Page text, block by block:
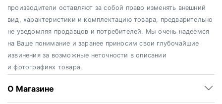
производители оставляют за собой право изменять внешний
вид, характеристики и комплектацию товара, предварительно
не уведомляя продавцов и потребителей. Мы очень надеемся
на Ваше понимание и заранее приносим свои глубочайшие
извинения за возможные неточности в описании
и фотографиях товара.
О Магазине